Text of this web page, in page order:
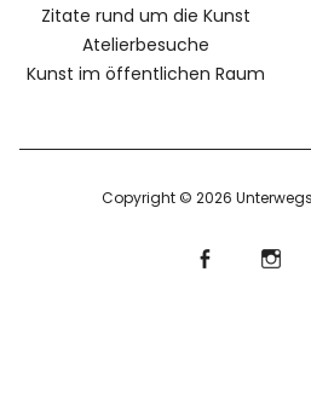
Zitate rund um die Kunst
Atelierbesuche
Kunst im öffentlichen Raum
Copyright © 2026